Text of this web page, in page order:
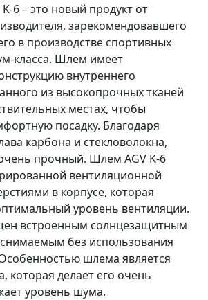
6 – это новый продукт от
зарекомендовавшего
в производстве спортивных
класса. Шлем имеет
внутреннего
из высокопрочных тканей
местах, чтобы
посадку. Благодаря
карбона и стекловолокна,
прочный. Шлем AGV K-6
вентиляционной
в корпусе, которая
уровень вентиляции.
встроенным солнцезащитным
без использования
шлема является
которая делает его очень
уровень шума.